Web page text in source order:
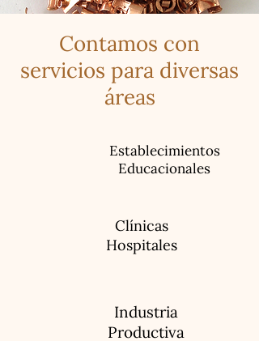
Contamos con
servicios para diversas
áreas
Establecimientos
Educacionales
Clínicas
Hospitales
Industria
Productiva